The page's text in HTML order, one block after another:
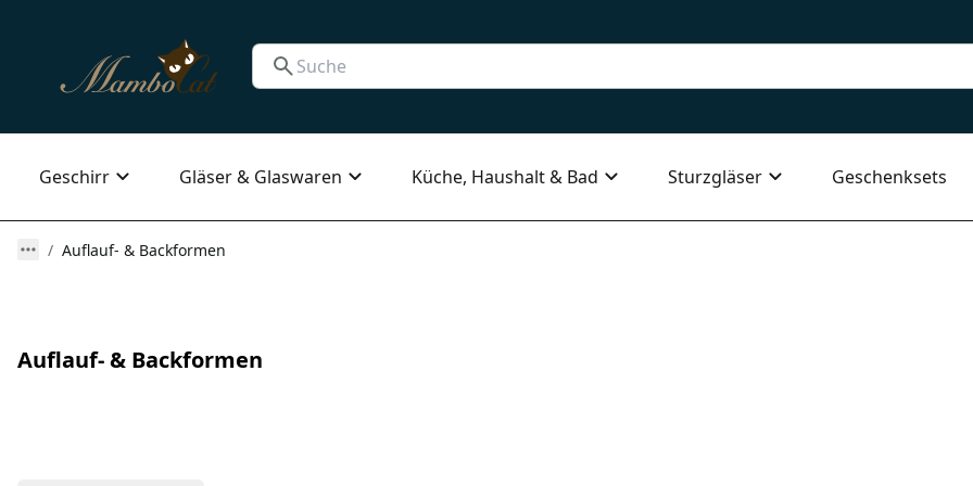
Geschirr Gläser & Glaswaren Küche, Haushalt & Bad Sturzgläser Geschenksets
Auflauf- & Backformen
Auflauf- & Backformen